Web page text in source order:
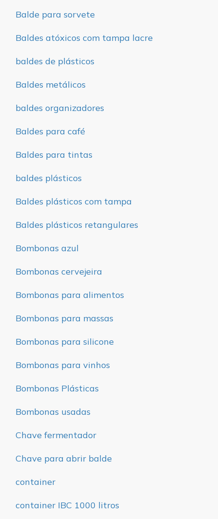
Balde para sorvete
Baldes atóxicos com tampa lacre
baldes de plásticos
Baldes metálicos
baldes organizadores
Baldes para café
Baldes para tintas
baldes plásticos
Baldes plásticos com tampa
Baldes plásticos retangulares
Bombonas azul
Bombonas cervejeira
Bombonas para alimentos
Bombonas para massas
Bombonas para silicone
Bombonas para vinhos
Bombonas Plásticas
Bombonas usadas
Chave fermentador
Chave para abrir balde
container
container IBC 1000 litros